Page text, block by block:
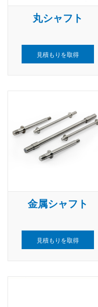
丸シャフト
見積もりを取得
金属シャフト
見積もりを取得